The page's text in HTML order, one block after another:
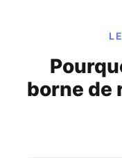
borne de